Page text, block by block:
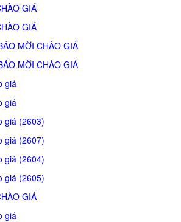
GIÁ
GIÁ
MỜI CHÀO GIÁ
MỜI CHÀO GIÁ
giá
giá
giá (2603)
giá (2607)
giá (2604)
giá (2605)
GIÁ
giá